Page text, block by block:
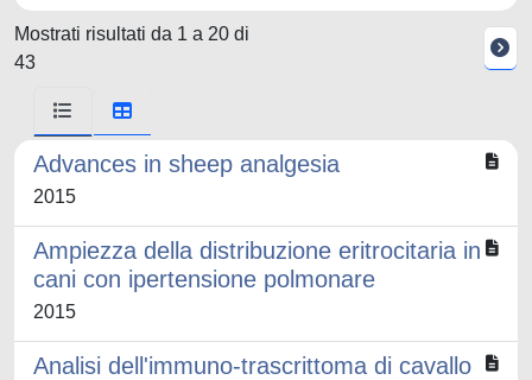
Mostrati risultati da 1 a 20 di
43
Advances in sheep analgesia
2015
Ampiezza della distribuzione eritrocitaria in
cani con ipertensione polmonare
2015
Analisi dell'immuno-trascrittoma di cavallo